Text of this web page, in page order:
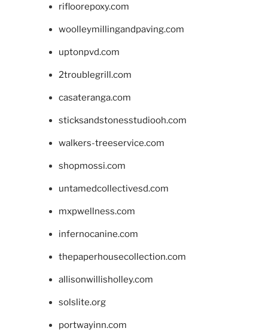
rifloorepoxy.com
woolleymillingandpaving.com
uptonpvd.com
2troublegrill.com
casateranga.com
sticksandstonesstudiooh.com
walkers-treeservice.com
shopmossi.com
untamedcollectivesd.com
mxpwellness.com
infernocanine.com
thepaperhousecollection.com
allisonwillisholley.com
solslite.org
portwayinn.com